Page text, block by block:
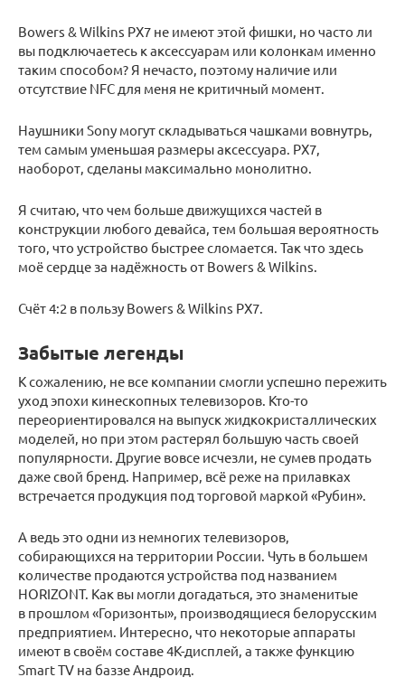
Bowers & Wilkins PX7 не имеют этой фишки, но часто ли
вы подключаетесь к аксессуарам или колонкам именно
таким способом? Я нечасто, поэтому наличие или
отсутствие NFC для меня не критичный момент.
Наушники Sony могут складываться чашками вовнутрь,
тем самым уменьшая размеры аксессуара. PX7,
наоборот, сделаны максимально монолитно.
Я считаю, что чем больше движущихся частей в
конструкции любого девайса, тем большая вероятность
того, что устройство быстрее сломается. Так что здесь
моё сердце за надёжность от Bowers & Wilkins.
Счёт 4:2 в пользу Bowers & Wilkins PX7.
Забытые легенды
К сожалению, не все компании смогли успешно пережить
уход эпохи кинескопных телевизоров. Кто-то
переориентировался на выпуск жидкокристаллических
моделей, но при этом растерял большую часть своей
популярности. Другие вовсе исчезли, не сумев продать
даже свой бренд. Например, всё реже на прилавках
встречается продукция под торговой маркой «Рубин».
А ведь это одни из немногих телевизоров,
собирающихся на территории России. Чуть в большем
количестве продаются устройства под названием
HORIZONT. Как вы могли догадаться, это знаменитые
в прошлом «Горизонты», производящиеся белорусским
предприятием. Интересно, что некоторые аппараты
имеют в своём составе 4K-дисплей, а также функцию
Smart TV на баззе Андроид.